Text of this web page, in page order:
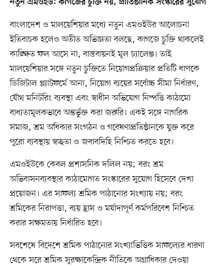
নতুন এমওইউ: কাগজের চুক্তি নয়, প্রাতিষ্ঠানিক সংস্কারের সুযোগ
বাংলাদেশ ও মালয়েশিয়ার মধ্যে নতুন এমওইউর আলোচনা
ইতিবাচক হলেও অতীত অভিজ্ঞতা বলছে, কাগজে চুক্তি থাকলেই
কাঙ্ক্ষিত ফল আসে না, বাস্তবায়নই মূল চ্যালেঞ্জ। তাই
মালয়েশিয়ার সঙ্গে নতুন চুক্তিতে নিয়োগপ্রক্রিয়ার প্রতিটি ধাপকে
ডিজিটাল প্ল্যাটফর্মে আনা, নিয়োগ ব্যয়ের সর্বোচ্চ সীমা নির্ধারণ,
যৌথ মনিটরিং ব্যবস্থা এবং স্বাধীন অভিযোগ নিষ্পত্তি কাঠামো
বাধ্যতামূলকভাবে অন্তর্ভুক্ত করা জরুরি। একই সঙ্গে নাগরিক
সমাজ, শ্রম অধিকার সংগঠন ও গবেষণাপ্রতিষ্ঠানকে যুক্ত করে
পুরো ব্যবস্থায় স্বচ্ছতা ও জবাবদিহি নিশ্চিত করতে হবে।
এমওইউকে কেবল প্রশাসনিক দলিল নয়; বরং শ্রম
অভিবাসনব্যবস্থার কাঠামোগত সংস্কারের সুযোগ হিসেবে দেখা
প্রয়োজন। এর সাফল্য শ্রমিক পাঠানোর সংখ্যায় নয়; বরং
শ্রমিকের নিরাপত্তা, ব্যয় হ্রাস ও মর্যাদাপূর্ণ কর্মপরিবেশ নিশ্চিত
করার সক্ষমতায় নির্ধারিত হবে।
সবশেষে বিদেশে শ্রমিক পাঠানোর সংখ্যাভিত্তিক সাফল্যের ধারণা
থেকে সরে শ্রমিক সুরক্ষাকেন্দ্রিক নীতিকে অগ্রাধিকার দেওয়া